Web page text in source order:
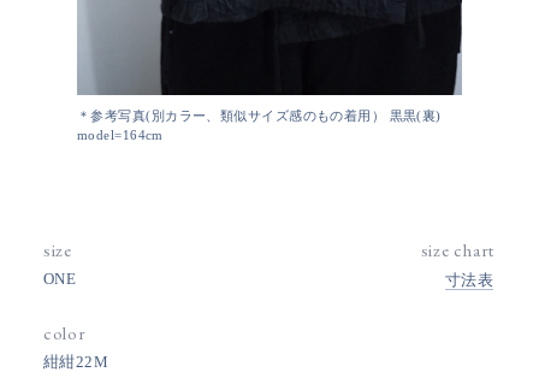
＊参考写真(別カラー、類似サイズ感のもの着用） 黒黒(裏)
model=164cm
size size chart
ONE 寸法表
color
紺紺22M